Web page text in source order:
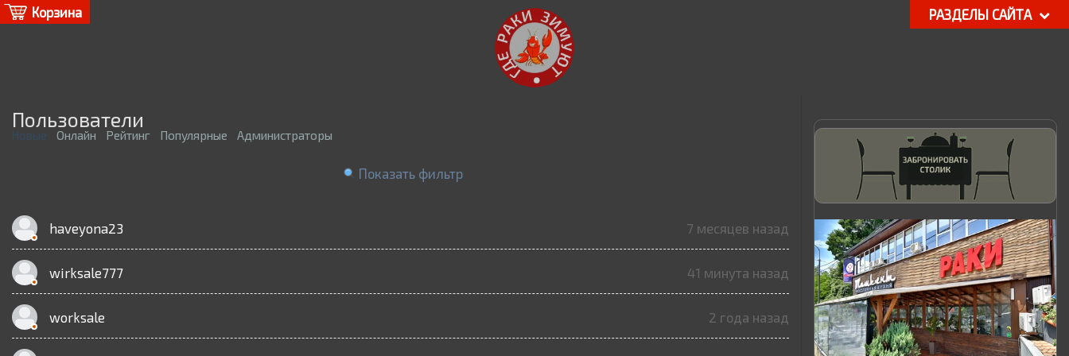
Корзина РАЗДЕЛЫ САЙТА
Пользователи
Новые Онлайн Рейтинг Популярные Администраторы
Показать фильтр
haveyona23 7 месяцев назад
wirksale777 41 минута назад
worksale 2 года назад